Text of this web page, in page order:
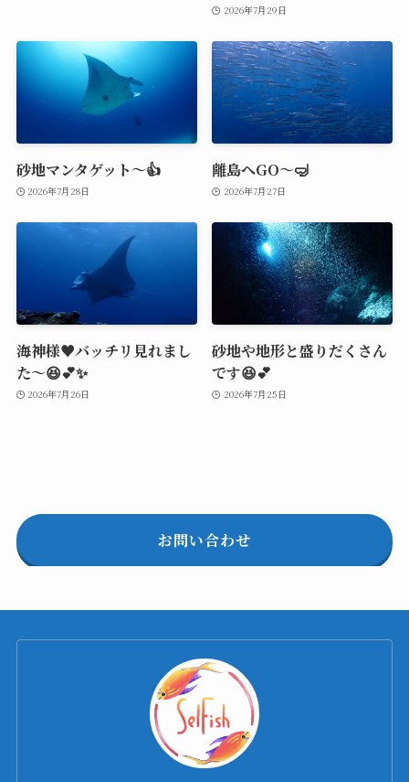
2026年7月29日
砂地マンタゲット～👍
2026年7月28日
離島へGO～🤿
2026年7月27日
海神様♥️バッチリ見れまし
た～😆💕✨
2026年7月26日
砂地や地形と盛りだくさん
です😆💕
2026年7月25日
お問い合わせ